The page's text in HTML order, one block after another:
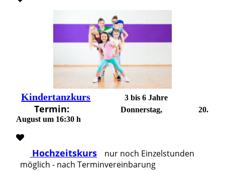
Kindertanzkurs 3 bis 6 Jahre
Termin:
Donnerstag, 20.
August um 16:30 h
Hochzeitskurs
nur noch Einzelstunden
möglich - nach Terminvereinbarung